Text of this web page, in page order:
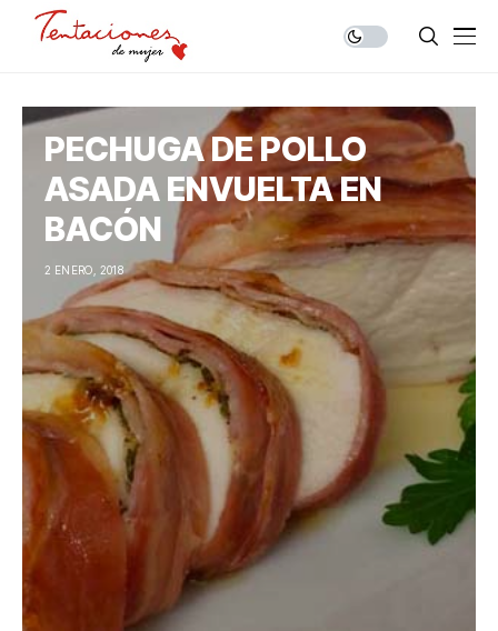
PECHUGA DE POLLO
ASADA ENVUELTA EN
BACÓN
2 ENERO, 2018